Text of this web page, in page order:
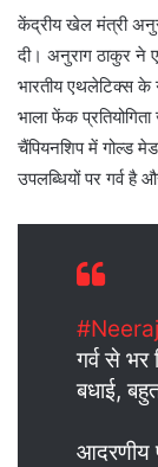
केंद्रीय खेल मंत्री
दी। अनुराग ठाकुर ने
भारतीय एथलेटिक्स के
भाला फेंक
चैंपियनशिप में गोल्ड
उपलब्धियों पर गर्व है
गर्व से
बधाई,
आदरणीय